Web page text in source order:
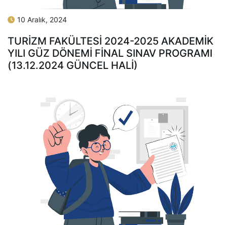
10 Aralık, 2024
TURİZM FAKÜLTESİ 2024-2025 AKADEMİK
YILI GÜZ DÖNEMİ FİNAL SINAV PROGRAMI
(13.12.2024 GÜNCEL HALİ)